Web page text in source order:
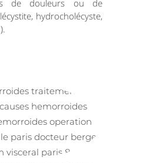
de douleurs ou de
hydrocholécyste,